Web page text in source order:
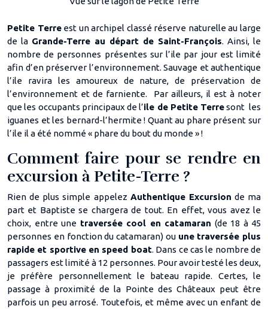
Petite Terreest un archipel classé réserve naturelle au large
de la Grande-Terre au départ de Saint-François. Ainsi, le
nombre de personnes présentes sur l’ile par jour est limité
afin d’en préserver l’environnement. Sauvage et authentique
l’ile ravira les amoureux de nature, de préservation de
l’environnement et de farniente. Par ailleurs, il est à noter
que les occupants principaux de l’ile de Petite Terresont les
iguanes et les bernard-l’hermite ! Quant au phare présent sur
l’ile il a été nommé « phare du bout du monde » !
Comment faire pour se rendre en
excursion à Petite-Terre ?
Rien de plus simple appelez Authentique Excursion de ma
part et Baptiste se chargera de tout. En effet, vous avez le
choix, entre une traversée cool en catamaran (de 18 à 45
personnes en fonction du catamaran) ou une traversée plus
rapide et sportive en speed boat. Dans ce cas le nombre de
passagers est limité à 12 personnes. Pour avoir testé les deux,
je préfère personnellement le bateau rapide. Certes, le
passage à proximité de la Pointe des Châteaux peut être
parfois un peu arrosé. Toutefois, et même avec un enfant de